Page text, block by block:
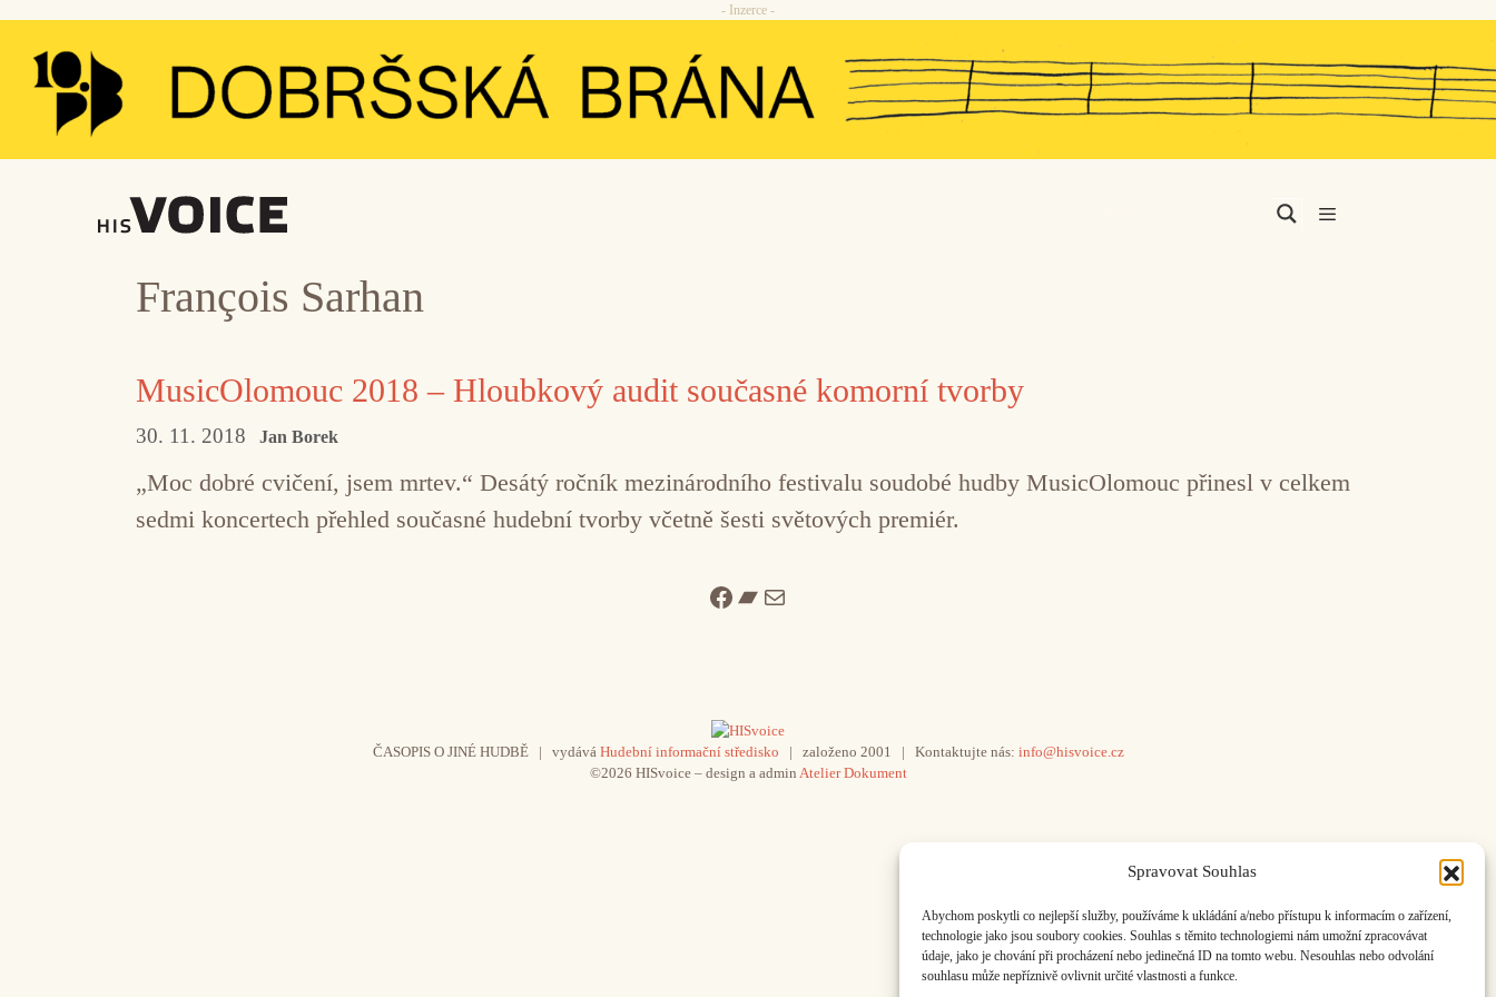
Spravovat Souhlas
Abychom poskytli co nejlepší služby, používáme k ukládání a/nebo přístupu k informacím o zařízení,
technologie jako jsou soubory cookies. Souhlas s těmito technologiemi nám umožní zpracovávat
údaje, jako je chování při procházení nebo jedinečná ID na tomto webu. Nesouhlas nebo odvolání
souhlasu může nepříznivě ovlivnit určité vlastnosti a funkce.
Přeskočit
obsah
- Inzerce -
François Sarhan
MusicOlomouc 2018 – Hloubkový audit současné komorní tvorby
30. 11. 2018 Jan Borek
„Moc dobré cvičení, jsem mrtev.“ Desátý ročník mezinárodního festivalu soudobé hudby MusicOlomouc přinesl v celkem
sedmi koncertech přehled současné hudební tvorby včetně šesti světových premiér.
Facebook
Bandcamp
Mail
ČASOPIS O JINÉ HUDBĚ | vydává Hudební informační středisko | založeno 2001 | Kontaktujte nás: info@hisvoice.cz
©2026 HISvoice – design a admin Atelier Dokument